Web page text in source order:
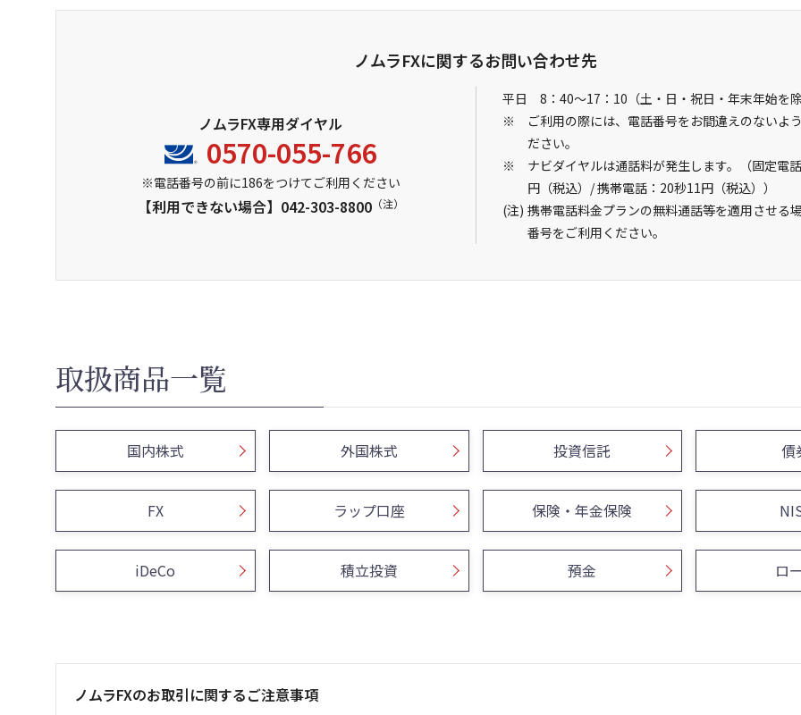
ノムラFXに関するお問い合わせ先
ノムラFX専用ダイヤル
0570-055-766
※電話番号の前に186をつけてご利用ください
【利用できない場合】 042-303-8800（注）
平日 8：40～17：10 （土・日・祝日・年末年始を除
ご利用の際には、電話番号をお間違えのないよ
ださい。
ナビダイヤルは通話料が発生します。（固定電
円（税込）/ 携帯電話：20秒11円（税込））
携帯電話料金プランの無料通話等を適用させる
番号をご利用ください。
取扱商品一覧
国内株式 外国株式 投資信託 債
FX ラップ口座 保険・年金保険
iDeCo 積立投資 預金 ロ
ノムラFXのお取引に関するご注意事項